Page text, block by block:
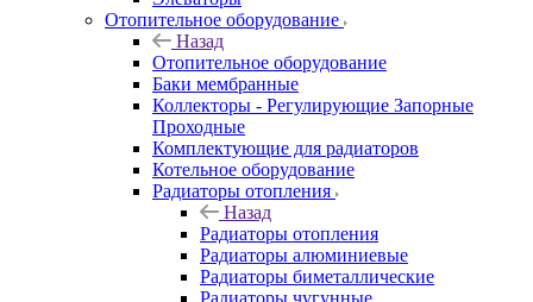
Отопительное оборудование
Назад
Отопительное оборудование
Баки мембранные
Коллекторы - Регулирующие Запорные
Проходные
Комплектующие для радиаторов
Котельное оборудование
Радиаторы отопления
Назад
Радиаторы отопления
Радиаторы алюминиевые
Радиаторы биметаллические
Радиаторы чугунные